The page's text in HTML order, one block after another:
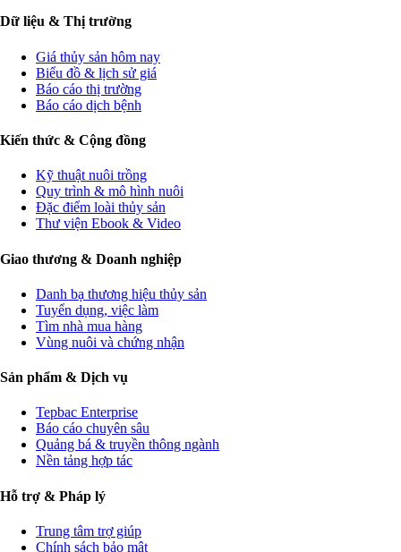
Dữ liệu & Thị trường
Giá thủy sản hôm nay
Biểu đồ & lịch sử giá
Báo cáo thị trường
Báo cáo dịch bệnh
Kiến thức & Cộng đồng
Kỹ thuật nuôi trồng
Quy trình & mô hình nuôi
Đặc điểm loài thủy sản
Thư viện Ebook & Video
Giao thương & Doanh nghiệp
Danh bạ thương hiệu thủy sản
Tuyển dụng, việc làm
Tìm nhà mua hàng
Vùng nuôi và chứng nhận
Sản phẩm & Dịch vụ
Tepbac Enterprise
Báo cáo chuyên sâu
Quảng bá & truyền thông ngành
Nền tảng hợp tác
Hỗ trợ & Pháp lý
Trung tâm trợ giúp
Chính sách bảo mật